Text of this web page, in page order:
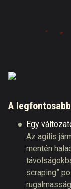
A
Egy
Az agilis
mentén
scraping”